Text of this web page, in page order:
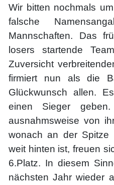
Wir bitten nochmals
falsche
Mannschaften. Das
losers startende
Zuversicht
firmiert nun als die
Glückwunsch allen.
einen Sieger
ausnahmsweise von
wonach an der Spitze
weit hinten ist, freuen
6.Platz. In diesem
nächsten Jahr wieder